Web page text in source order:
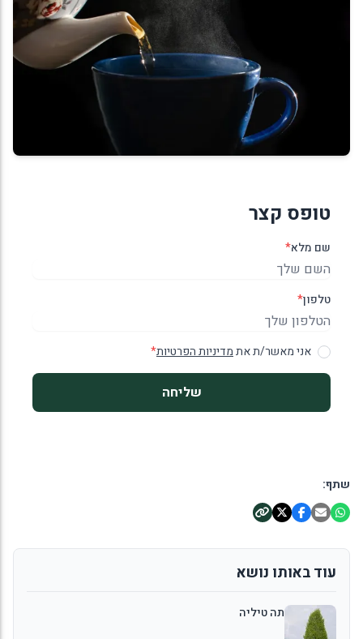
טופס קצר
שם מלא*
טלפון*
אני מאשר/ת אתמדיניות הפרטיות*
שליחה
שתף:
עוד באותו נושא
תה טיליה